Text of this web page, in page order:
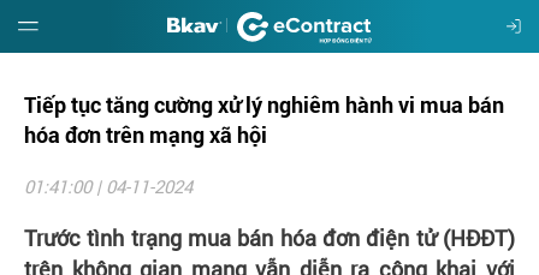
Giới
thiệu
Hướng
dẫn
Tiếp tục tăng cường xử lý nghiêm hành vi mua bán
hóa đơn trên mạng xã hội
01:41:00 | 04-11-2024
Trước tình trạng mua bán hóa đơn điện tử (HĐĐT)
trên không gian mạng vẫn diễn ra công khai với